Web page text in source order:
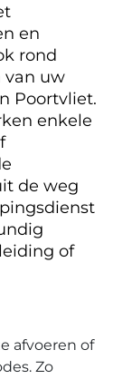
en
rond
van uw
Poortvliet.
enkele
de weg
of
afvoeren of
Zo